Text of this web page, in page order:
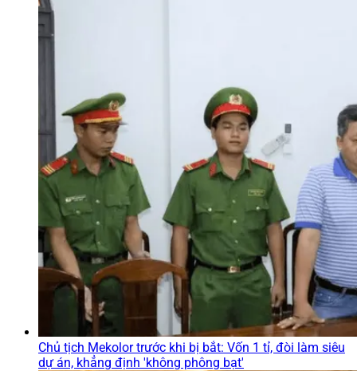
Chủ tịch Mekolor trước khi bị bắt: Vốn 1 tỉ, đòi làm siêu
dự án, khẳng định 'không phông bạt'